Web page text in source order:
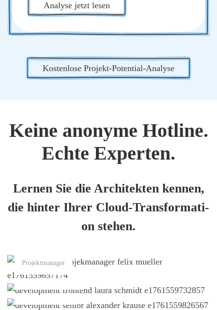
Ana­ly­se jetzt lesen
Kos­ten­lo­se Pro­jekt-Poten­ti­al-Ana­ly­se
Kei­ne anony­me Hot­line.
Ech­te Exper­ten.
Ler­nen Sie die Archi­tek­ten ken­nen,
die hin­ter Ihrer Cloud-Trans­for­ma­ti­
on ste­hen.
Pro­jekt­ma­na­ger
Lau­ra S.
Front­end Deve­lo­per
Seni­or Deve­lo­per